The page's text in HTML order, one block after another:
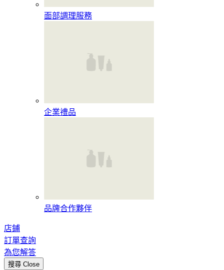
面部調理服務
企業禮品
品牌合作夥伴
店鋪
訂單查詢
為您解答
搜尋 Close